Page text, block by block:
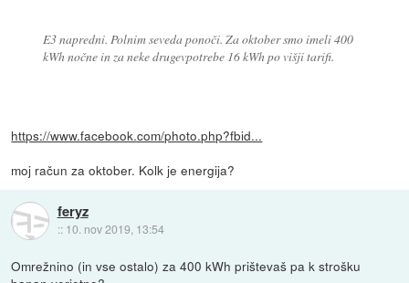
E3 napredni. Polnim seveda ponoči. Za oktober smo imeli 400
kWh nočne in za neke drugevpotrebe 16 kWh po višji tarifi.
https://www.facebook.com/photo.php?fbid...
moj račun za oktober. Kolk je energija?
feryz
:: 10. nov 2019, 13:54
Omrežnino (in vse ostalo) za 400 kWh prištevaš pa k strošku